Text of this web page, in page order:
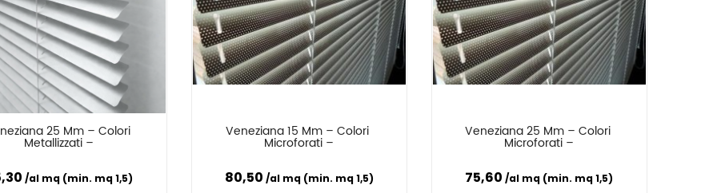
MICROFORATO) CON
CASSONETTO E GUIDE
188,00 ISTRUZIONI DI
MONTAGGIO
1.153,00 €
25 Mm – Colori
Metallizzati –
al mq (min. mq 1,5)
Confronta Veneziana 15 Mm – Colori
Microforati –
80,50 al mq (min. mq 1,5)
Confronta Veneziana 25 Mm – Colori
Microforati –
75,60 al mq (min. mq 1,5)
Confronta